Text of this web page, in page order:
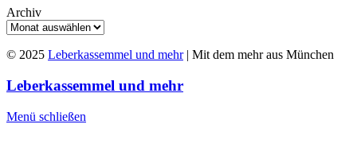
Archiv
© 2025 Leberkassemmel und mehr| Mit dem mehr aus München
Leberkassemmel und mehr
Menü schließen